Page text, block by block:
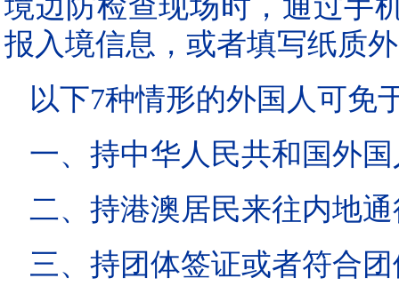
境边防检查现场时，通过手
报入境信息，或者填写纸质
以下7种情形的外国人可免
一、持中华人民共和国外
二、持港澳居民来往内地
三、持团体签证或者符合